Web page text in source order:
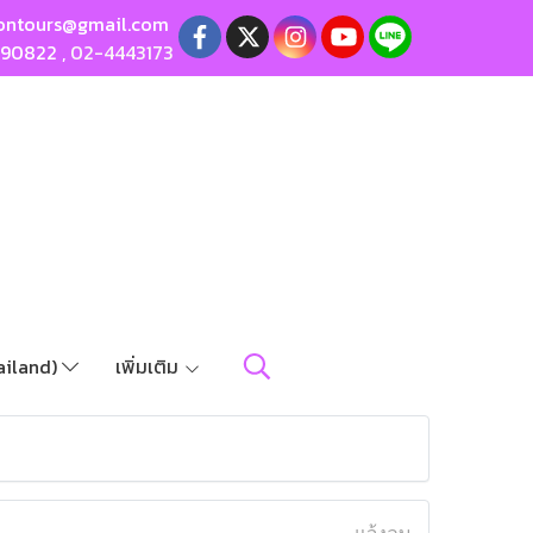
, 02-4443173
เพิ่มเติม